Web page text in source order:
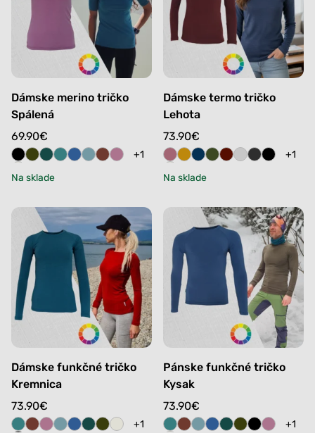
Dámske merino tričko
Spálená
69.90€
+1
Na sklade
Dámske termo tričko
Lehota
73.90€
+1
Na sklade
Dámske funkčné tričko
Kremnica
73.90€
+1
Pánske funkčné tričko
Kysak
73.90€
+1